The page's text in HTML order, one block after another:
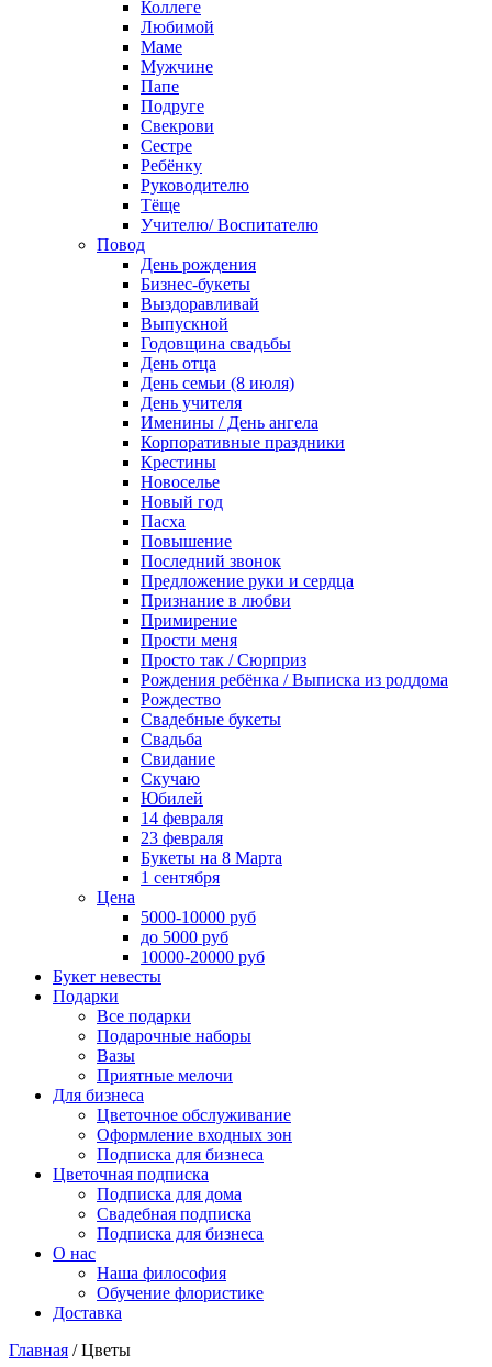
Коллеге
Любимой
Маме
Мужчине
Папе
Подруге
Свекрови
Сестре
Ребёнку
Руководителю
Тёще
Учителю/ Воспитателю
Повод
День рождения
Бизнес-букеты
Выздоравливай
Выпускной
Годовщина свадьбы
День отца
День семьи (8 июля)
День учителя
Именины / День ангела
Корпоративные праздники
Крестины
Новоселье
Новый год
Пасха
Повышение
Последний звонок
Предложение руки и сердца
Признание в любви
Примирение
Прости меня
Просто так / Сюрприз
Рождения ребёнка / Выписка из роддома
Рождество
Свадебные букеты
Свадьба
Свидание
Скучаю
Юбилей
14 февраля
23 февраля
Букеты на 8 Марта
1 сентября
Цена
5000-10000 руб
до 5000 руб
10000-20000 руб
Букет невесты
Подарки
Все подарки
Подарочные наборы
Вазы
Приятные мелочи
Для бизнеса
Цветочное обслуживание
Оформление входных зон
Подписка для бизнеса
Цветочная подписка
Подписка для дома
Свадебная подписка
Подписка для бизнеса
О нас
Наша философия
Обучение флористике
Доставка
Главная /Цветы